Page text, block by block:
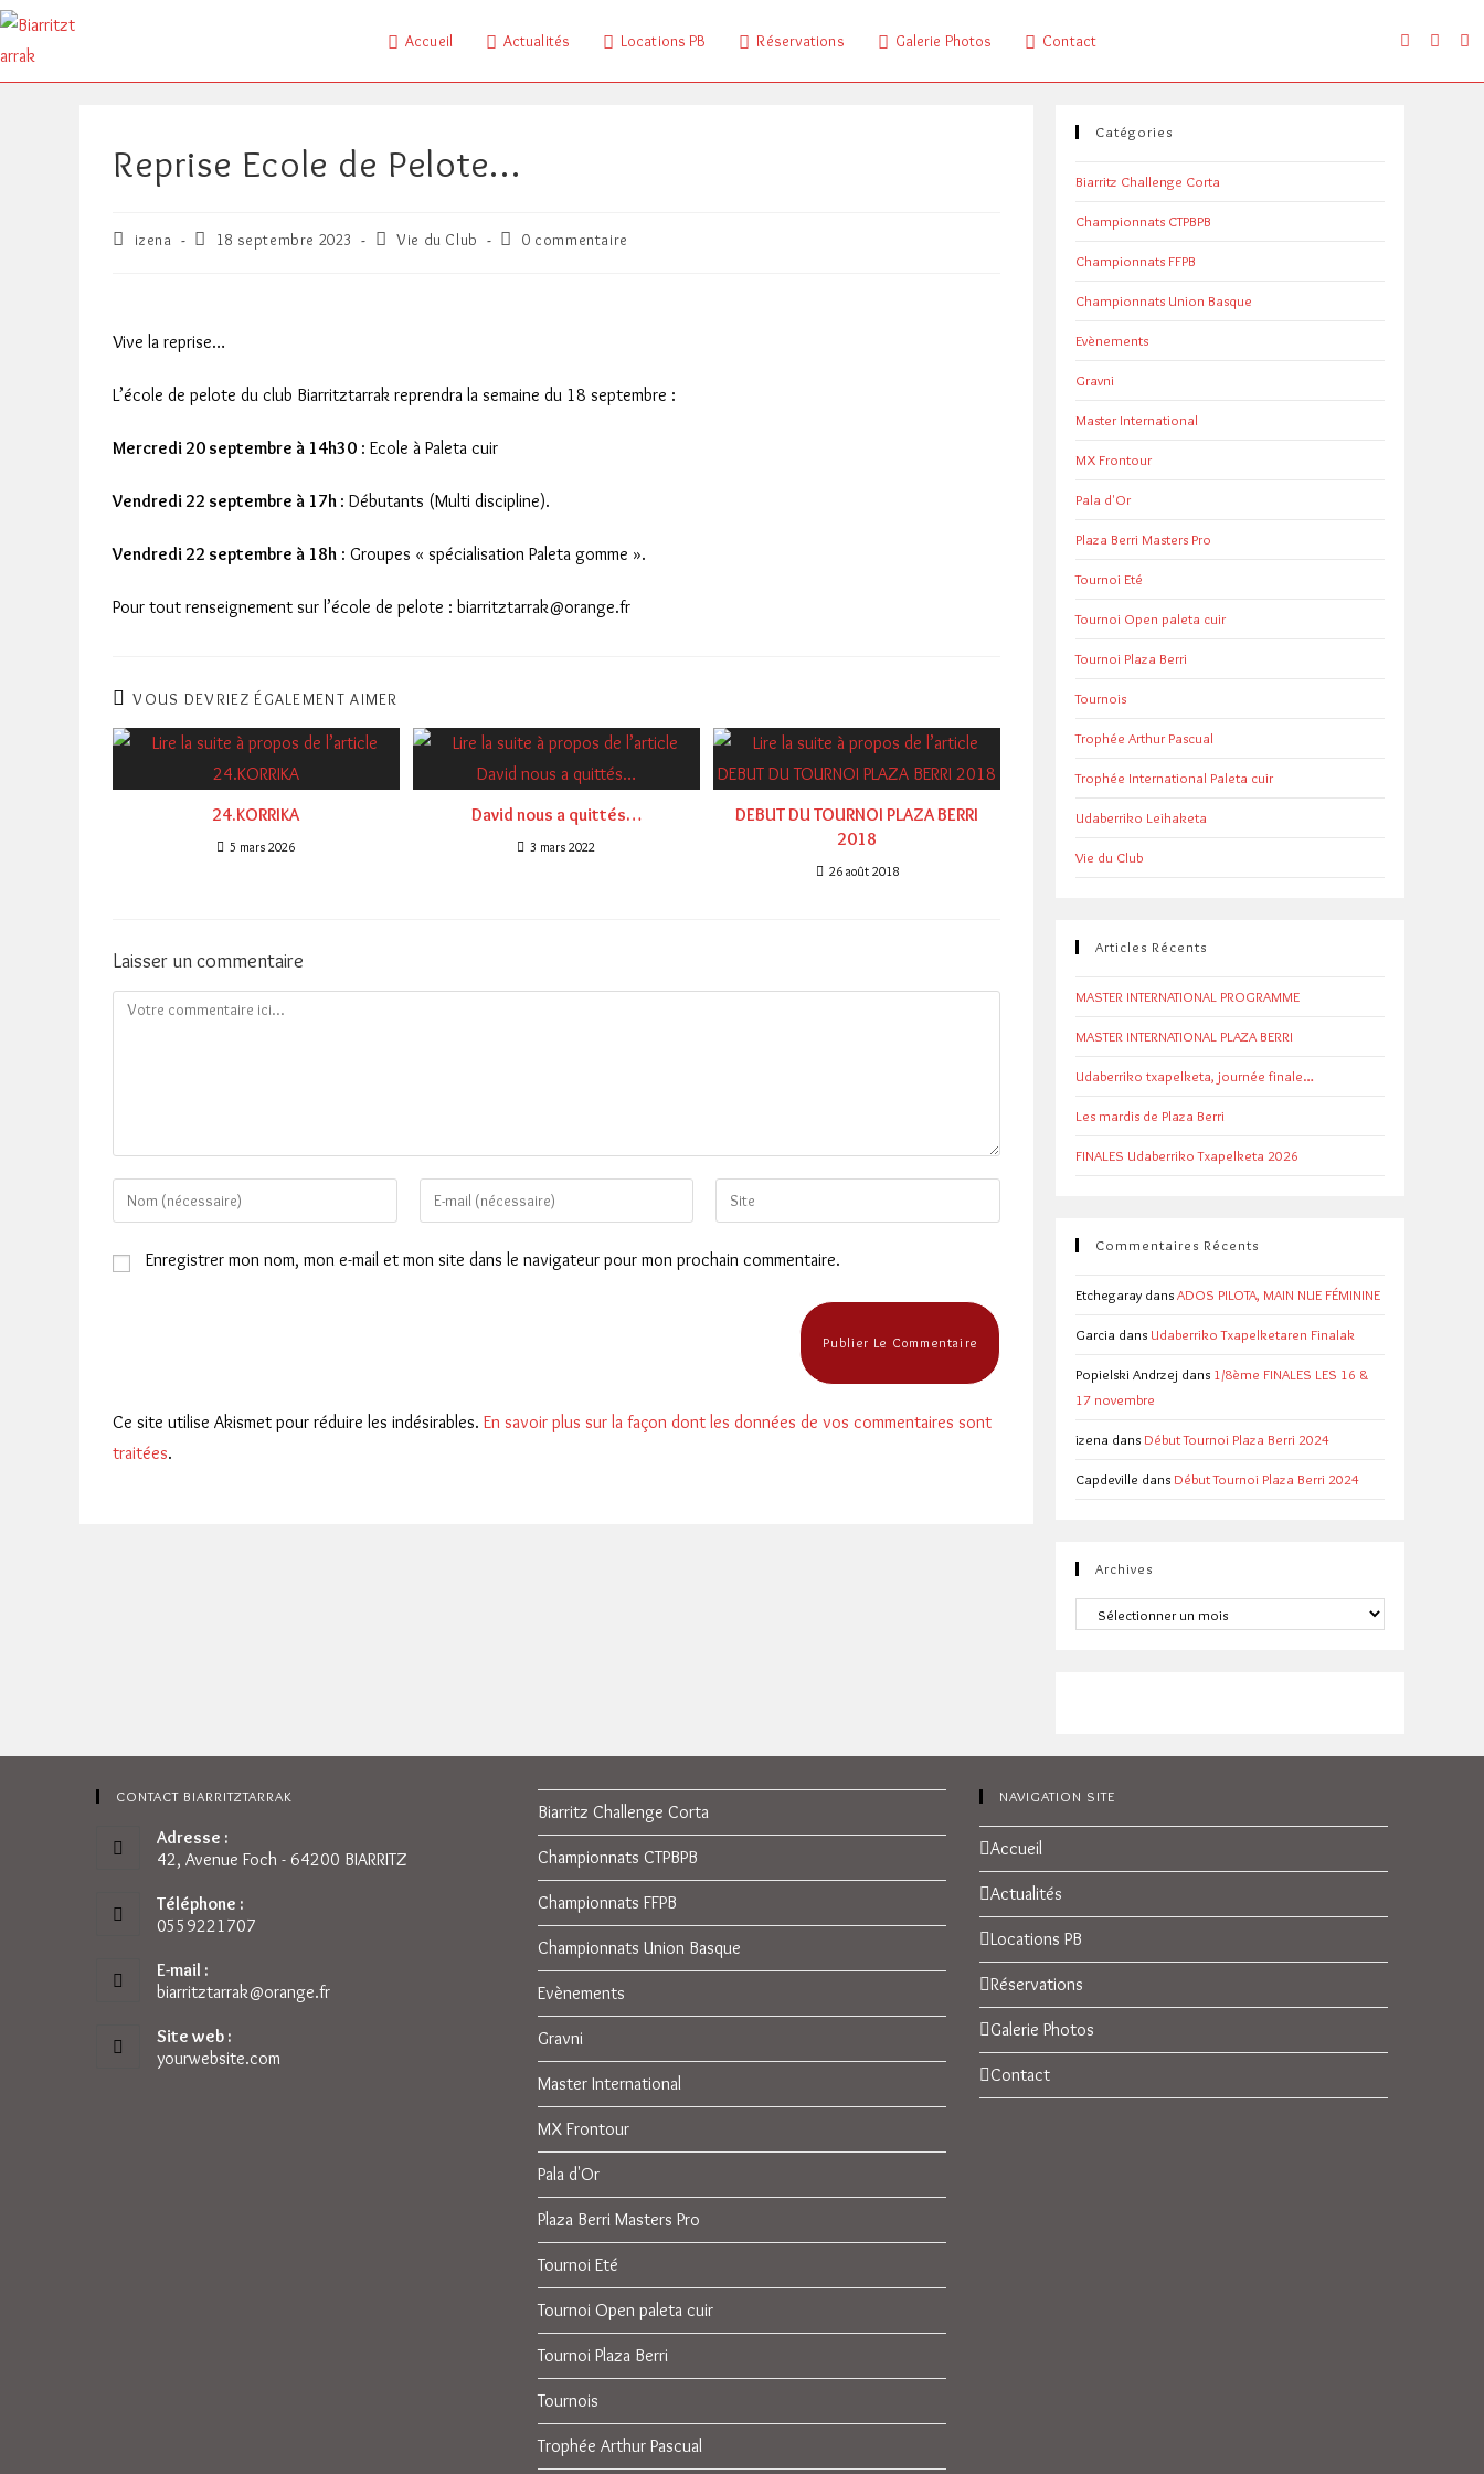
Skip
content
Accueil Actualités Locations PB Réservations Galerie Photos Contact
Reprise Ecole de Pelote…
Auteur/autrice
izena
Publication
18 septembre 2023
PostVie du Club
Commentaires
0 commentaire
Vive la reprise…
L’école de pelote du club Biarritztarrak reprendra la semaine du 18 septembre :
Mercredi 20 septembre à 14h30 : Ecole à Paleta cuir
Vendredi 22 septembre à 17h : Débutants (Multi discipline).
Vendredi 22 septembre à 18h : Groupes « spécialisation Paleta gomme ».
Pour tout renseignement sur l’école de pelote : biarritztarrak@orange.fr
VOUS DEVRIEZ ÉGALEMENT AIMER
24.KORRIKA
5 mars 2026
David nous a quittés…
3 mars 2022
DEBUT DU TOURNOI PLAZA BERRI
2018
26 août 2018
Laisser un commentaire
Comment
Enter
your
or
Enter
your
Saisir
l’URL
Enregistrer mon nom, mon e-mail et mon site dans le navigateur pour mon prochain commentaire.
Ce site utilise Akismet pour réduire les indésirables. En savoir plus sur la façon dont les données de vos commentaires sont
traitées.
Catégories
Biarritz Challenge Corta
Championnats CTPBPB
Championnats FFPB
Championnats Union Basque
Evènements
Gravni
Master International
MX Frontour
Pala d'Or
Plaza Berri Masters Pro
Tournoi Eté
Tournoi Open paleta cuir
Tournoi Plaza Berri
Tournois
Trophée Arthur Pascual
Trophée International Paleta cuir
Udaberriko Leihaketa
Vie du Club
Articles Récents
MASTER INTERNATIONAL PROGRAMME
MASTER INTERNATIONAL PLAZA BERRI
Udaberriko txapelketa, journée finale…
Les mardis de Plaza Berri
FINALES Udaberriko Txapelketa 2026
Commentaires Récents
Etchegaray dansADOS PILOTA, MAIN NUE FÉMININE
Garcia dans Udaberriko Txapelketaren Finalak
Popielski Andrzej dans 1/8ème FINALES LES 16 &
17 novembre
izena dans Début Tournoi Plaza Berri 2024
Capdeville dans Début Tournoi Plaza Berri 2024
Archives
Archives
CONTACT BIARRITZTARRAK
Adresse :
42, Avenue Foch - 64200 BIARRITZ
Téléphone :
0559221707
E-mail :
biarritztarrak@orange.frS’ouvre
Site web :
yourwebsite.com
Biarritz Challenge Corta
Championnats CTPBPB
Championnats FFPB
Championnats Union Basque
Evènements
Gravni
Master International
MX Frontour
Pala d'Or
Plaza Berri Masters Pro
Tournoi Eté
Tournoi Open paleta cuir
Tournoi Plaza Berri
Tournois
Trophée Arthur Pascual
NAVIGATION SITE
Accueil
Actualités
Locations PB
Réservations
Galerie Photos
Contact